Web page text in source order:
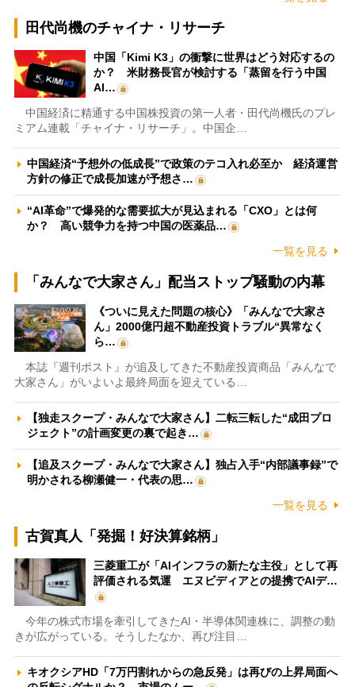
田代尚機のチャイナ・リサーチ
中国「Kimi K3」の衝撃に世界はどう対応するの
か？ 米財務長官が検討する「蒸留を行う中国
AI…
中国経済に精通する中国株投資の第一人者・田代尚機氏のプレ
ミアム連載「チャイナ・リサーチ」。中国企…
中国経済“予想外の低成長”で政策のテコ入れ必至か 経済運営
方針の修正で成長加速が予想さ…
“AI革命”で爆発的な需要拡大が見込まれる「CXO」とは何
か？ 高い競争力を持つ中国の医薬品…
一覧を見る
「みんなで大家さん」配当ストップ騒動の内幕
《ついに見えた問題の核心》「みんなで大家さ
ん」2000億円超不動産投資トラブル“異常なく
ら…
本誌『週刊ポスト』が追及してきた不動産投資商品「みんなで
大家さん」がいよいよ最終局面を迎えている…
【独走スクープ・みんなで大家さん】二転三転した“成田プロ
ジェクト”の計画変更の裏で起き…
【追及スクープ・みんなで大家さん】独占入手“内部議事録”で
明かされる柳瀬健一・代表の思…
一覧を見る
古賀真人「発掘！好決算銘柄」
三菱重工が「AIインフラの新たな主役」として再
評価される気運 エヌビディアとの提携でAIデ…
今年の株式市場を牽引してきたAI・半導体関連株に、調整の動
きが広がっている。そうしたなか、再び注目…
キオクシアHD「7万円割れからの急反発」は再びの上昇局面へ